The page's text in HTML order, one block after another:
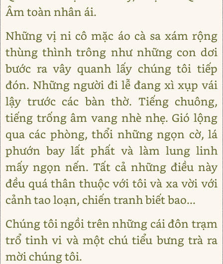
Âm toàn nhân ái.
Những vị ni cô mặc áo cà sa xám rộng
thùng thình trông như những con dơi
bước ra vây quanh lấy chúng tôi tiếp
đón. Những người đi lễ đang xì xụp vái
lậy trước các bàn thờ. Tiếng chuông,
tiếng trống âm vang nhè nhẹ. Gió lộng
qua các phòng, thổi những ngọn cờ, lá
phướn bay lất phất và làm lung linh
mấy ngọn nến. Tất cả những điều này
đều quá thân thuộc với tôi và xa vời với
cảnh tao loạn, chiến tranh biết bao...
Chúng tôi ngồi trên những cái đôn trạm
trổ tinh vi và một chú tiểu bưng trà ra
mời chúng tôi.